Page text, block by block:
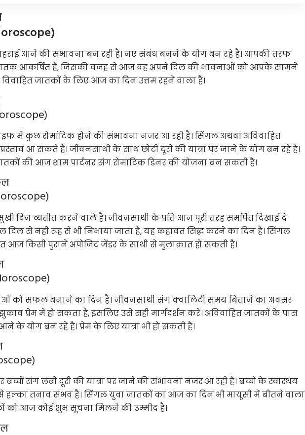
आने की संभावना बन रही है। नए संबंध बनने के योग बन रहे है। आपकी तरफ
आकर्षित है, जिसकी वजह से आज वह अपने दिल की भावनाओं को आपके सामने
जातकों के लिए आज का दिन उत्तम रहने वाला है।
में कुछ रोमांटिक होने की संभावना नजर आ रही है। सिंगल अथवा अविवाहित
आ सकते है। जीवनसाथी के साथ छोटी दूरी की यात्रा पर जाने के योग बन रहे है।
की आज शाम पार्टनर संग रोमांटिक डिनर की योजना बन सकती है।
दिन व्यतीत करने वाले है। जीवनसाथी के प्रति आज पूरी तरह समर्पित दिखाई दे
दिल से नहीं रूह से भी निभाया जाता है, यह कहावत सिद्ध करने का दिन है। सिंगल
आज किसी पुराने अपोजिट जेंडर के साथी से मुलाक़ात हो सकती है।
को सफल बनाने का दिन है। जीवनसाथी संग क्वालिटी समय बिताने का अवसर
प्रेम में हो सकता है, इसलिए उसे सही मार्गदर्शन करें। अविवाहित जातकों के पास
के योग बन रहे है। प्रेम के लिए यात्रा भी हो सकती है।
संग लंबी दूरी की यात्रा पर जाने की संभावना नजर आ रही है। बच्चों के स्वास्थय
हल्का तनाव संभव है। सिंगल युवा जातकों का आज का दिन भी मायूसी में बीतने वाला
को आज कोई शुभ सूचना मिलने की उम्मीद है।